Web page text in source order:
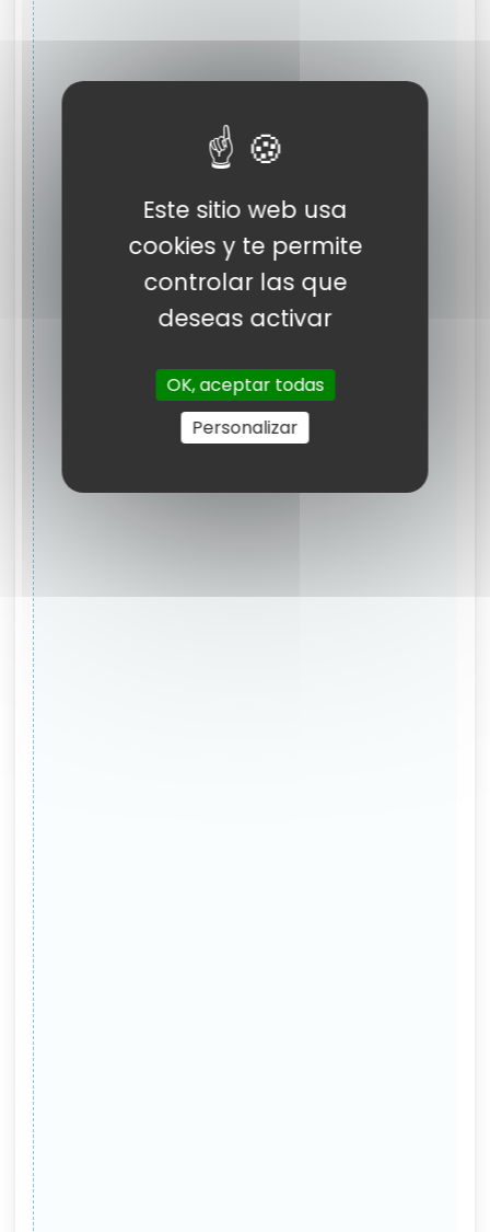
Este sitio web usa
cookies y te permite
controlar las que
deseas activar
OK, aceptar todas
Personalizar